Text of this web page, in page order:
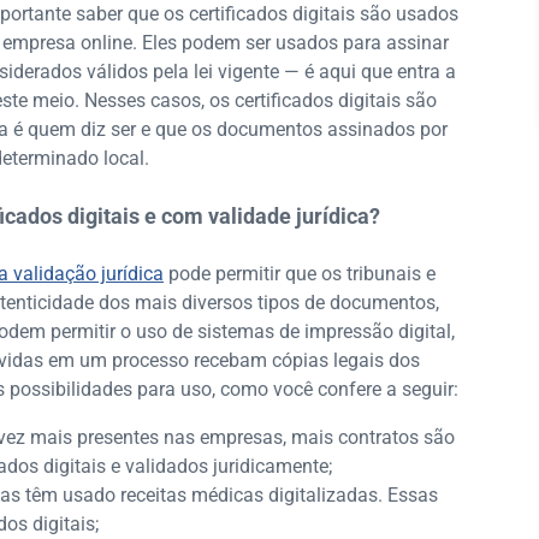
saber que os certificados digitais são usados
online. Eles podem ser usados para assinar
válidos pela lei vigente — é aqui que entra a
meio. Nesses casos, os certificados digitais são
quem diz ser e que os documentos assinados por
local.
digitais e com validade jurídica?
validação jurídica pode permitir que os tribunais e
dos mais diversos tipos de documentos,
permitir o uso de sistemas de impressão digital,
em um processo recebam cópias legais dos
para uso, como você confere a seguir:
mais presentes nas empresas, mais contratos são
digitais e validados juridicamente;
têm usado receitas médicas digitalizadas. Essas
digitais;